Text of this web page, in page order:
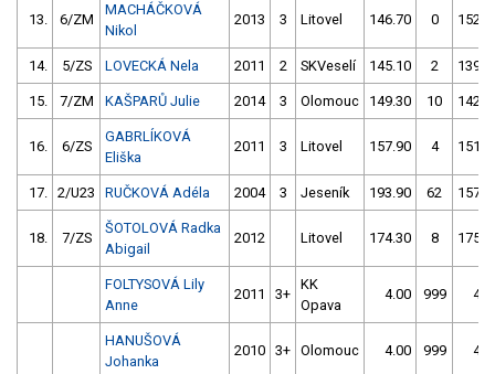
13. 6/ZM
MACHÁČKOVÁ
Nikol
2013 3 Litovel 146.70 0
14. 5/ZS LOVECKÁ Nela 2011 2 SKVeselí 145.10 2
15. 7/ZM KAŠPARŮ Julie 2014 3 Olomouc 149.30 10
16. 6/ZS
GABRLÍKOVÁ
Eliška
2011 3 Litovel 157.90 4
17. 2/U23 RUČKOVÁ Adéla 2004 3 Jeseník 193.90 62
18. 7/ZS
ŠOTOLOVÁ Radka
Abigail
2012 Litovel 174.30 8
FOLTYSOVÁ Lily
Anne
2011 3+
KK
Opava
4.00 999
HANUŠOVÁ
Johanka
2010 3+ Olomouc 4.00 999